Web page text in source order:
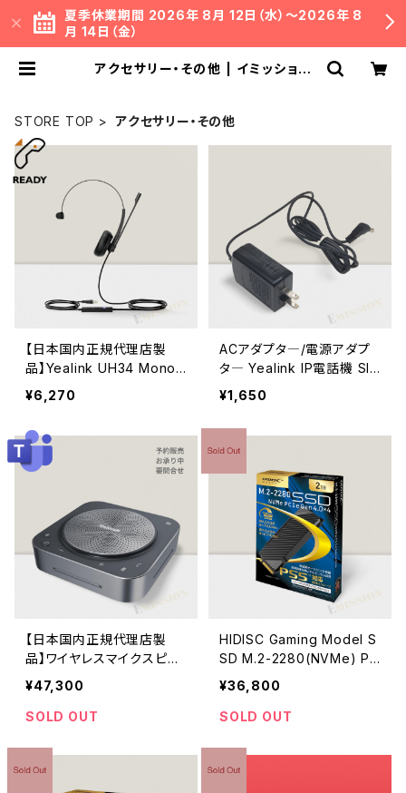
夏季休業期間 2026年 8月 12日（水）～2026年 8
月 14日（金）
アクセサリー・その他 | イミッション
STORE TOP アクセサリー・その他
【日本国内正規代理店製
品】Yealink UH34 Mono
UC USB接続 ヘッドセット
¥6,270
ACアダプタ―/電源アダプ
タ― Yealink IP電話機 SIP
電話機 Teams端末 Zoom
Phone端末 対応【追加購入
用】
¥1,650
【日本国内正規代理店製
品】ワイヤレスマイクスピー
カー BM35（MAXHUB 会
議用 マイクスピーカー Blu
etooth 対応）
¥47,300
SOLD OUT
HIDISC Gaming Model S
SD M.2-2280(NVMe) PC
I Express4.0(x4)冷却用
ヒートシンク搭載 2TB
¥36,800
SOLD OUT